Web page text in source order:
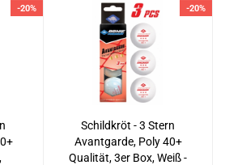
-20% -20%
Schildkröt - 3 Stern
Avantgarde, Poly 40+
Qualität, 3er Box, Weiß -